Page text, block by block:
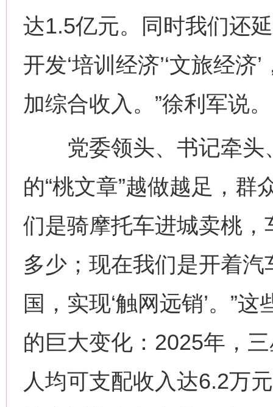
达1.5亿元。同时我们还
开发‘培训经济’‘文旅经
加综合收入。”徐利军说。
党委领头、书记牵头
的“桃文章”越做越足，群
们是骑摩托车进城卖桃
多少；现在我们是开着
国，实现‘触网远销’。”
的巨大变化：2025年，
人均可支配收入达6.2万